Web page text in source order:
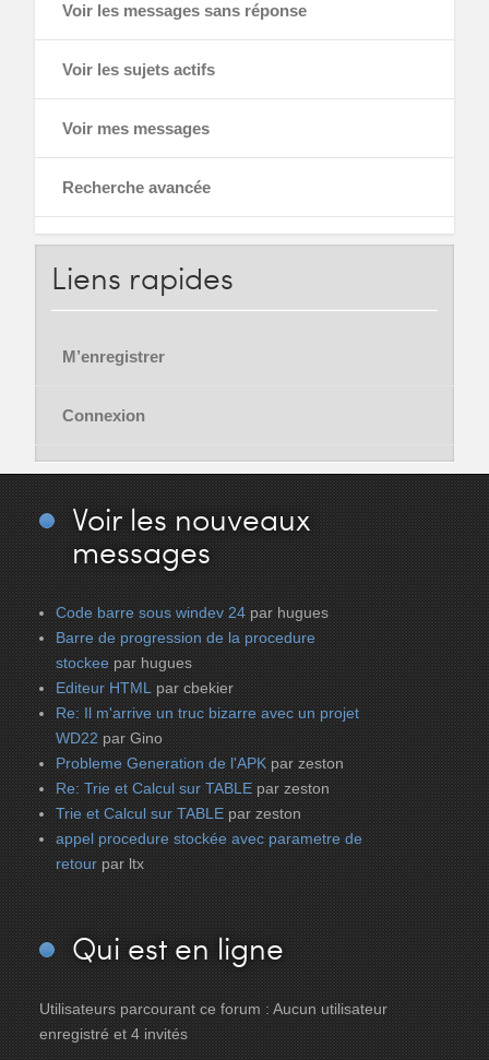
Voir les messages sans réponse
Voir les sujets actifs
Voir mes messages
Recherche avancée
Liens rapides
M’enregistrer
Connexion
Voir les nouveaux
messages
Code barre sous windev 24 par hugues
Barre de progression de la procedure
stockee par hugues
Editeur HTML par cbekier
Re: Il m'arrive un truc bizarre avec un projet
WD22 par Gino
Probleme Generation de l'APK par zeston
Re: Trie et Calcul sur TABLE par zeston
Trie et Calcul sur TABLE par zeston
appel procedure stockée avec parametre de
retour par ltx
Qui est en ligne
Utilisateurs parcourant ce forum : Aucun utilisateur
enregistré et 4 invités